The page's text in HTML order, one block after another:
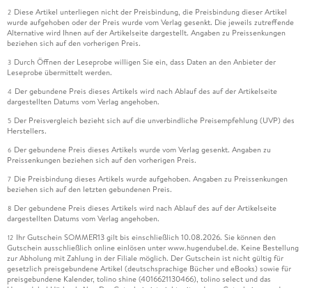
2 Diese Artikel unterliegen nicht der Preisbindung, die Preisbindung dieser Artikel
wurde aufgehoben oder der Preis wurde vom Verlag gesenkt. Die jeweils zutreffende
Alternative wird Ihnen auf der Artikelseite dargestellt. Angaben zu Preissenkungen
beziehen sich auf den vorherigen Preis.
3 Durch Öffnen der Leseprobe willigen Sie ein, dass Daten an den Anbieter der
Leseprobe übermittelt werden.
4 Der gebundene Preis dieses Artikels wird nach Ablauf des auf der Artikelseite
dargestellten Datums vom Verlag angehoben.
5 Der Preisvergleich bezieht sich auf die unverbindliche Preisempfehlung (UVP) des
Herstellers.
6 Der gebundene Preis dieses Artikels wurde vom Verlag gesenkt. Angaben zu
Preissenkungen beziehen sich auf den vorherigen Preis.
7 Die Preisbindung dieses Artikels wurde aufgehoben. Angaben zu Preissenkungen
beziehen sich auf den letzten gebundenen Preis.
8 Der gebundene Preis dieses Artikels wird nach Ablauf des auf der Artikelseite
dargestellten Datums vom Verlag angehoben.
12 Ihr Gutschein SOMMER13 gilt bis einschließlich 10.08.2026. Sie können den
Gutschein ausschließlich online einlösen unter www.hugendubel.de. Keine Bestellung
zur Abholung mit Zahlung in der Filiale möglich. Der Gutschein ist nicht gültig für
gesetzlich preisgebundene Artikel (deutschsprachige Bücher und eBooks) sowie für
preisgebundene Kalender, tolino shine (4016621130466), tolino select und das